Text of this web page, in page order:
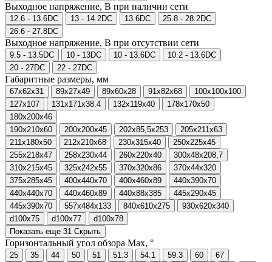
Выходное напряжение, В при наличии сети
12.6 - 13.6DC 13 - 14.2DC 13.6DC
25.8 - 28.2DC
26.6 - 27.8DC
Выходное напряжение, В при отсутствии сети
9.5 - 13.5DC 10 - 13DC 10 - 13.6DC
10.2 - 13.6DC
20 - 27DC
22 - 27DC
Габаритные размеры, мм
67x62x31 89x27x49 89x60x28 91x82x68
100x100x100
127x107
131x171x38.4 132x119x40
178x170x50
180x200x46
190x210x60
200x200x45 202x85,5x253
205x211x63
211x180x50
212x210x68 230x315x40
250x225x45
255x218x47
258x230x44 260x220x40
300x48x208,7
310x215x45
325x242x55 370x320x86
370x44x320
375x285x45
400x440x70 400x460x89
440x390x70
440x440x70
440x460x89 440x88x385
445x290x45
445x390x70
557x484x133 840x610x275
930x620x340
d100x75
d100x77
d100x78
Показать еще 31 Скрыть
Горизонтальный угол обзора Max, °
25 35 44 50 51 51.3 54.1 59.3 60
67